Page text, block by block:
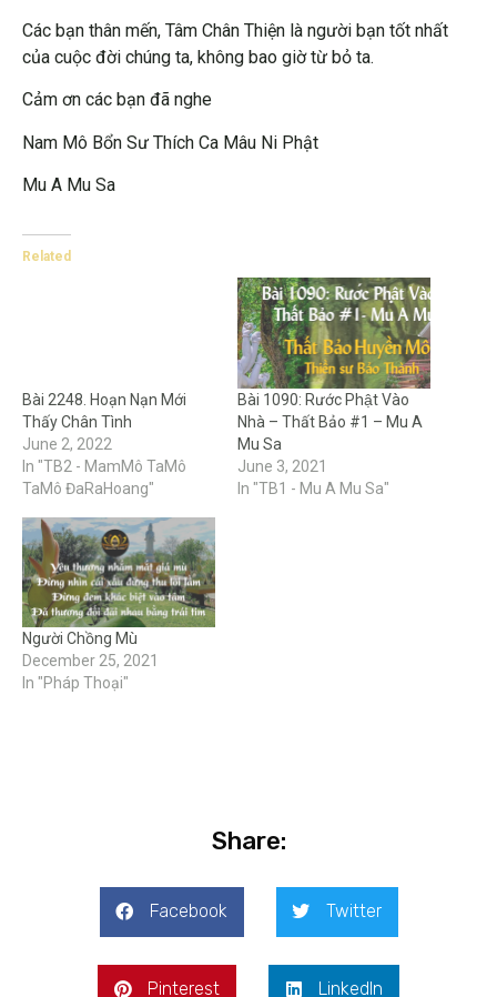
Các bạn thân mến, Tâm Chân Thiện là người bạn tốt nhất
của cuộc đời chúng ta, không bao giờ từ bỏ ta.
Cảm ơn các bạn đã nghe
Nam Mô Bổn Sư Thích Ca Mâu Ni Phật
Mu A Mu Sa
Related
Bài 2248. Hoạn Nạn Mới
Thấy Chân Tình
June 2, 2022
In "TB2 - MamMô TaMô
TaMô ĐaRaHoang"
Bài 1090: Rước Phật Vào
Nhà – Thất Bảo #1 – Mu A
Mu Sa
June 3, 2021
In "TB1 - Mu A Mu Sa"
Người Chồng Mù
December 25, 2021
In "Pháp Thoại"
Share:
Facebook Twitter
Pinterest LinkedIn